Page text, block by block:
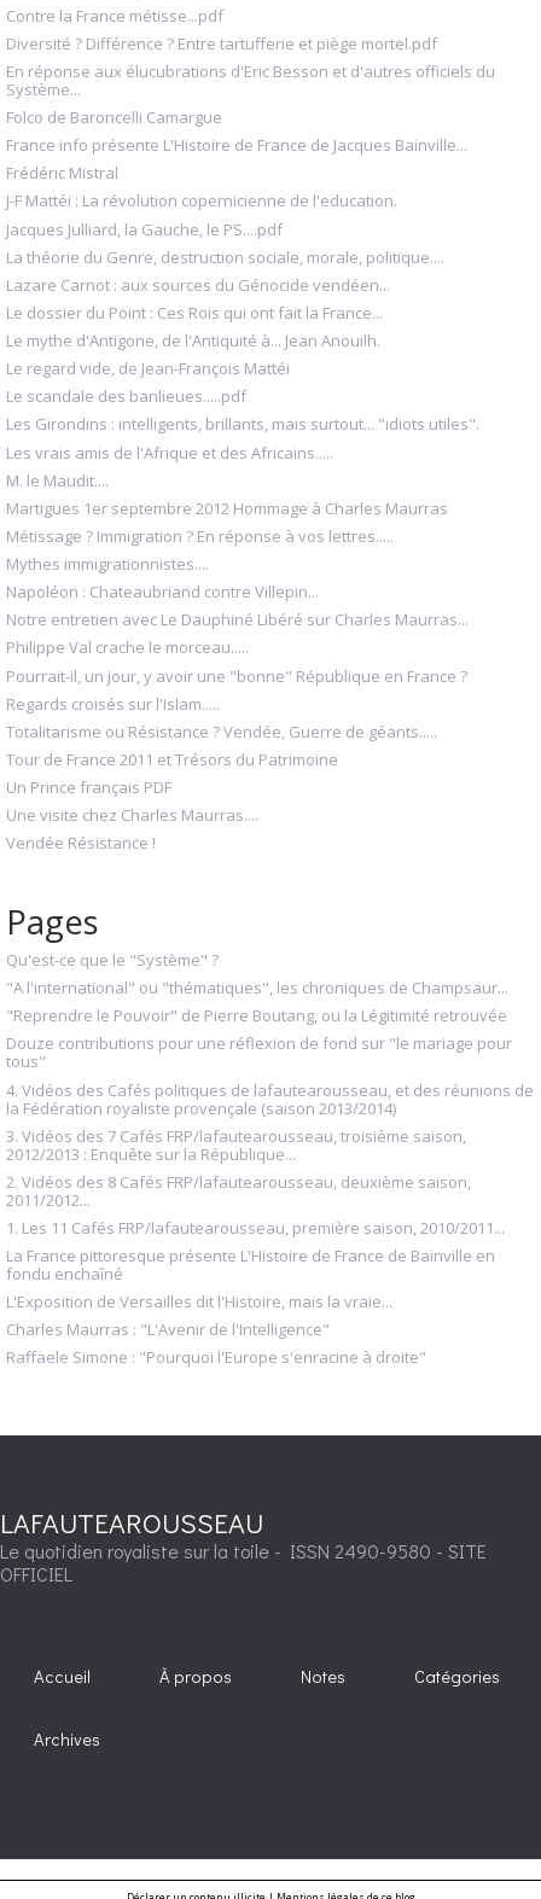
Contre la France métisse...pdf
Diversité ? Différence ? Entre tartufferie et piège mortel.pdf
En réponse aux élucubrations d'Eric Besson et d'autres officiels du
Système...
Folco de Baroncelli Camargue
France info présente L'Histoire de France de Jacques Bainville...
Frédéric Mistral
J-F Mattéi : La révolution copernicienne de l'education.
Jacques Julliard, la Gauche, le PS....pdf
La théorie du Genre, destruction sociale, morale, politique....
Lazare Carnot : aux sources du Génocide vendéen...
Le dossier du Point : Ces Rois qui ont fait la France...
Le mythe d'Antigone, de l'Antiquité à... Jean Anouilh.
Le regard vide, de Jean-François Mattéi
Le scandale des banlieues.....pdf
Les Girondins : intelligents, brillants, mais surtout... "idiots utiles".
Les vrais amis de l'Afrique et des Africains.....
M. le Maudit....
Martigues 1er septembre 2012 Hommage à Charles Maurras
Métissage ? Immigration ? En réponse à vos lettres.....
Mythes immigrationnistes....
Napoléon : Chateaubriand contre Villepin...
Notre entretien avec Le Dauphiné Libéré sur Charles Maurras...
Philippe Val crache le morceau.....
Pourrait-il, un jour, y avoir une "bonne" République en France ?
Regards croisés sur l'Islam.....
Totalitarisme ou Résistance ? Vendée, Guerre de géants.....
Tour de France 2011 et Trésors du Patrimoine
Un Prince français PDF
Une visite chez Charles Maurras....
Vendée Résistance !
Pages
Qu'est-ce que le "Système" ?
"A l'international" ou "thématiques", les chroniques de Champsaur...
"Reprendre le Pouvoir" de Pierre Boutang, ou la Légitimité retrouvée
Douze contributions pour une réflexion de fond sur "le mariage pour
tous"
4. Vidéos des Cafés politiques de lafautearousseau, et des réunions de
la Fédération royaliste provençale (saison 2013/2014)
3. Vidéos des 7 Cafés FRP/lafautearousseau, troisième saison,
2012/2013 : Enquête sur la République...
2. Vidéos des 8 Cafés FRP/lafautearousseau, deuxième saison,
2011/2012...
1. Les 11 Cafés FRP/lafautearousseau, première saison, 2010/2011...
La France pittoresque présente L'Histoire de France de Bainville en
fondu enchaîné
L'Exposition de Versailles dit l'Histoire, mais la vraie...
Charles Maurras : "L'Avenir de l'Intelligence"
Raffaele Simone : "Pourquoi l'Europe s'enracine à droite"
LAFAUTEAROUSSEAU
Le quotidien royaliste sur la toile - ISSN 2490-9580 - SITE
OFFICIEL
Accueil À propos Notes Catégories
Archives